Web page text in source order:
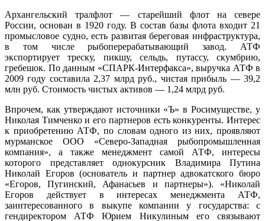
Архангельский тралфлот — старейший флот на севере
России, основан в 1920 году. В состав базы флота входит 21
промысловое судно, есть развитая береговая инфраструктура,
в том числе рыбоперерабатывающий завод. АТФ
экспортирует треску, пикшу, сельдь, путассу, скумбрию,
гребешок. По данным «СПАРК-Интерфакса», выручка АТФ в
2009 году составила 2,37 млрд руб., чистая прибыль — 39,2
млн руб. Стоимость чистых активов — 1,24 млрд руб.
Впрочем, как утверждают источники «Ъ» в Росимуществе, у
Николая Тимченко и его партнеров есть конкуренты. Интерес
к приобретению АТФ, по словам одного из них, проявляют
мурманское ООО «Северо-Западная рыбопромышленная
компания», а также менеджмент самой АТФ, интересы
которого представляет однокурсник Владимира Путина
Николай Егоров (основатель и партнер адвокатского бюро
«Егоров, Пугинский, Афанасьев и партнеры»). «Николай
Егоров действует в интересах менеджмента АТФ,
заинтересованного в выкупе компании у государства: с
гендиректором АТФ Юрием Никулиным его связывают